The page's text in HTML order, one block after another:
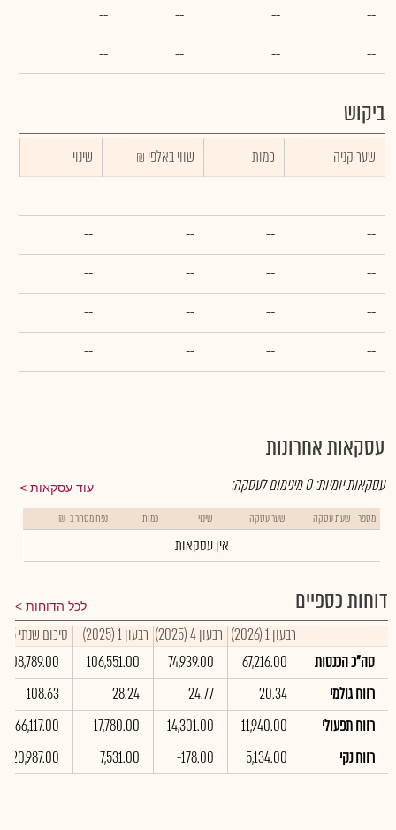
--
--
--
--
--
--
--
--
ביקוש
שער קניה כמות ₪ שווי באלפי
שינוי
--
--
--
--
--
--
--
--
--
--
--
--
--
--
--
--
--
--
--
--
עסקאות אחרונות
עוד עסקאות עסקאות יומיות:0מינימום לעסקה:
מספר שעת עסקה שער עסקה שינוי כמות נפח מסחר ב- ₪
אין עסקאות
דוחות כספיים לכל הדוחות
רבעון 1 (2026) רבעון 4 (2025) רבעון 1 (2025)
סיכום שנתי 2025
סה"כ הכנסות
67,216.00
74,939.00
106,551.00
408,789.00
רווח גולמי
20.34
24.77
28.24
108.63
רווח תפעולי
11,940.00
14,301.00
17,780.00
66,117.00
רווח נקי
5,134.00
-178.00
7,531.00
20,987.00